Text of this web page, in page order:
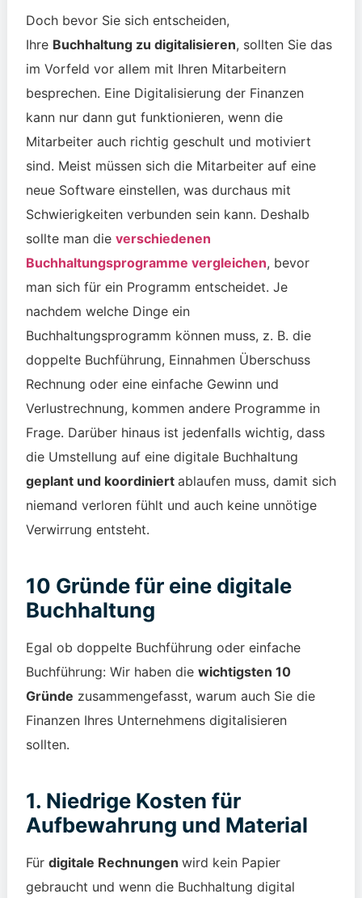
Doch bevor Sie sich entscheiden,
Ihre Buchhaltung zu digitalisieren, sollten Sie das
im Vorfeld vor allem mit Ihren Mitarbeitern
besprechen. Eine Digitalisierung der Finanzen
kann nur dann gut funktionieren, wenn die
Mitarbeiter auch richtig geschult und motiviert
sind. Meist müssen sich die Mitarbeiter auf eine
neue Software einstellen, was durchaus mit
Schwierigkeiten verbunden sein kann. Deshalb
sollte man die verschiedenen
Buchhaltungsprogramme vergleichen, bevor
man sich für ein Programm entscheidet. Je
nachdem welche Dinge ein
Buchhaltungsprogramm können muss, z. B. die
doppelte Buchführung, Einnahmen Überschuss
Rechnung oder eine einfache Gewinn und
Verlustrechnung, kommen andere Programme in
Frage. Darüber hinaus ist jedenfalls wichtig, dass
die Umstellung auf eine digitale Buchhaltung
geplant und koordiniert ablaufen muss, damit sich
niemand verloren fühlt und auch keine unnötige
Verwirrung entsteht.
10 Gründe für eine digitale
Buchhaltung
Egal ob doppelte Buchführung oder einfache
Buchführung: Wir haben die wichtigsten 10
Gründe zusammengefasst, warum auch Sie die
Finanzen IhresUnternehmens digitalisieren
sollten.
1. Niedrige Kosten für
Aufbewahrung und Material
Für digitale Rechnungen wird kein Papier
gebraucht und wenn die Buchhaltung digital